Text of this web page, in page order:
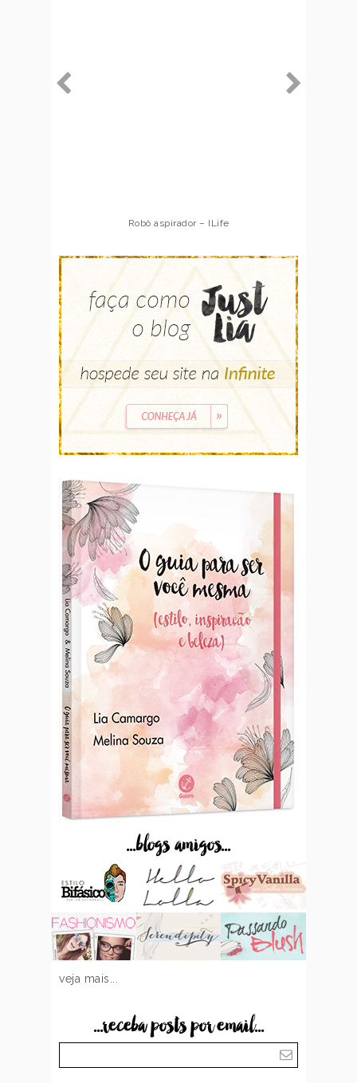
Robô aspirador – ILife
...blogs amigos...
veja mais...
...receba posts por email...